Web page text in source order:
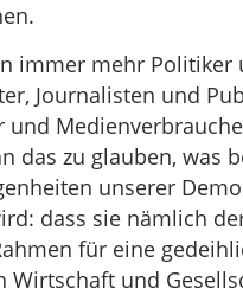
immer mehr Politiker
Journalisten und
und
das zu glauben, was
unserer
dass sie nämlich
für eine
Wirtschaft und